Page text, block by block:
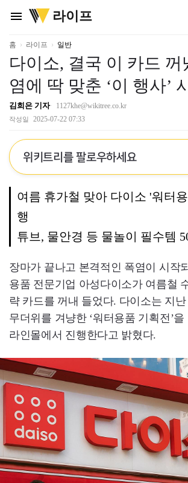
menu
위
키
리
라이프
홈 라이프 일반
다이소, 결국 이 카드
염에 딱 맞춘 ‘이 행사’
김희은 기자 1127khe@wikitree.co.kr
작성일 2025-07-22 07:33
위키트리를 팔로우하세요
여름 휴가철 맞아 다이소 '워터
행
튜브, 물안경 등 물놀이 필수템
장마가 끝나고 본격적인 폭염이 시작
용품 전문기업 아성다이소가 여름철
략 카드를 꺼내 들었다. 다이소는 지
무더위를 겨냥한 ‘워터용품 기획전’
라인몰에서 진행한다고 밝혔다.